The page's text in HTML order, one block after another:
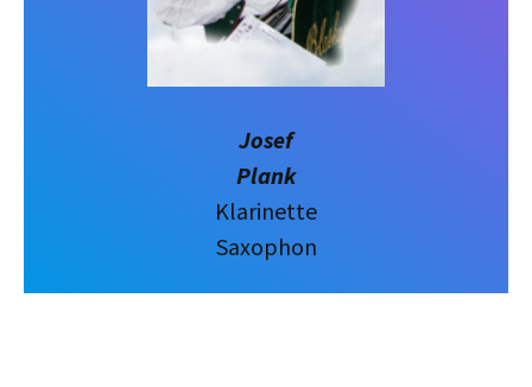
Josef
Plank
Klarinette
Saxophon